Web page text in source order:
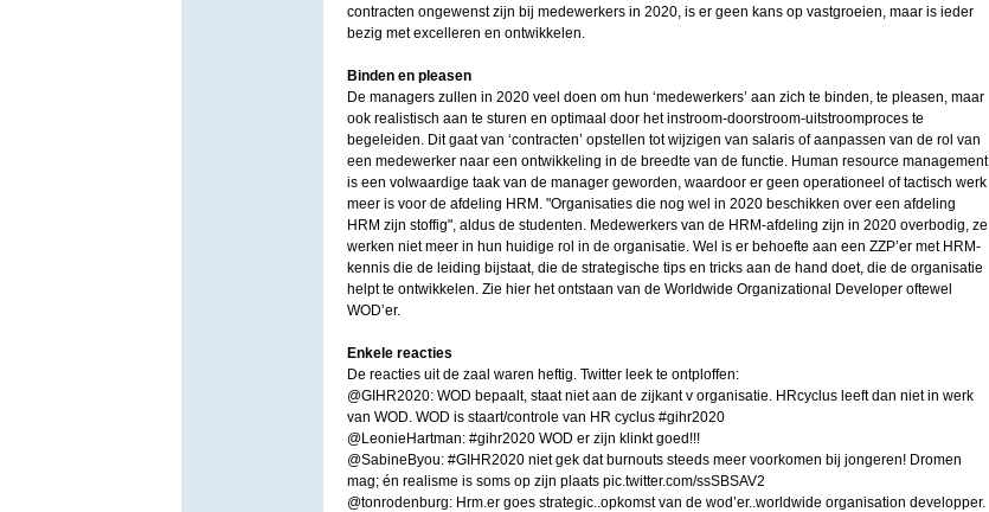
contracten ongewenst zijn bij medewerkers in 2020, is er geen kans op vastgroeien, maar is ieder
bezig met excelleren en ontwikkelen.
Binden en pleasen
De managers zullen in 2020 veel doen om hun ‘medewerkers’ aan zich te binden, te pleasen, maar
ook realistisch aan te sturen en optimaal door het instroom-doorstroom-uitstroomproces te
begeleiden. Dit gaat van ‘contracten’ opstellen tot wijzigen van salaris of aanpassen van de rol van
een medewerker naar een ontwikkeling in de breedte van de functie. Human resource management
is een volwaardige taak van de manager geworden, waardoor er geen operationeel of tactisch werk
meer is voor de afdeling HRM. "Organisaties die nog wel in 2020 beschikken over een afdeling
HRM zijn stoffig", aldus de studenten. Medewerkers van de HRM-afdeling zijn in 2020 overbodig, ze
werken niet meer in hun huidige rol in de organisatie. Wel is er behoefte aan een ZZP’er met HRM-
kennis die de leiding bijstaat, die de strategische tips en tricks aan de hand doet, die de organisatie
helpt te ontwikkelen. Zie hier het ontstaan van de Worldwide Organizational Developer oftewel
WOD’er.
Enkele reacties
De reacties uit de zaal waren heftig. Twitter leek te ontploffen:
@GIHR2020: WOD bepaalt, staat niet aan de zijkant v organisatie. HRcyclus leeft dan niet in werk
van WOD. WOD is staart/controle van HR cyclus #gihr2020
@LeonieHartman: #gihr2020 WOD er zijn klinkt goed!!!
@SabineByou: #GIHR2020 niet gek dat burnouts steeds meer voorkomen bij jongeren! Dromen
mag; én realisme is soms op zijn plaats pic.twitter.com/ssSBSAV2
@tonrodenburg: Hrm.er goes strategic..opkomst van de wod’er..worldwide organisation developper.